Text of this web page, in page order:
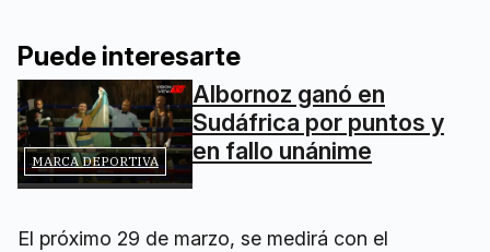
Puede interesarte
MARCA DEPORTIVA
Albornoz ganó en
Sudáfrica por puntos y
en fallo unánime
El próximo 29 de marzo, se medirá con el